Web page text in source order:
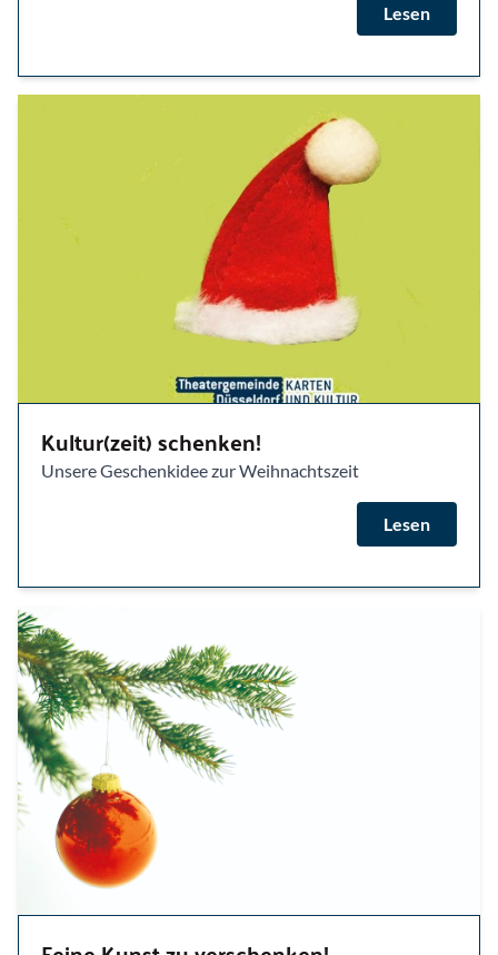
Lesen
Kultur(zeit) schenken!
Unsere Geschenkidee zur Weihnachtszeit
Lesen